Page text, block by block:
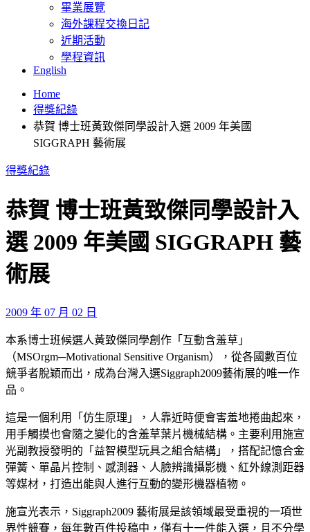
畢業展覽
海外課程交換日記
近期活動
學程資訊
English
Home
得獎紀錄
恭賀 博士班黃致傑同學設計入選 2009 年美國
SIGGRAPH 藝術展
得獎紀錄
恭賀 博士班黃致傑同學設計入
選 2009 年美國 SIGGRAPH 藝
術展
2009 年 07 月 02 日
本系博士班候選人黃致傑同學創作「互動含羞草」
（MSOrgm─Motivational Sensitive Organism），從各國數百位
競爭者脫穎而出，成為台灣入選Siggraph2009藝術展的唯一作
品。
這是一個利用「仿生原理」，人靠近時便會害羞地捲曲起來，
用手觸摸也會隨之變化的含羞草葉片機械結構。主要利用施宣
光副教授發明的「益智模型玩具之組合結構」，搭配記憶合金
彈簧、單晶片控制、感測器、人臉辨識攝影機、紅外線測距器
等媒材，打造出能與人進行互動的變形機器植物。
施宣光表示，Siggraph2009 藝術展是該領域最受重視的一項世
界性競賽，每年數百件投稿中，僅有十一件能入選，且不分學